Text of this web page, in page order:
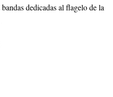
dedicadas al flagelo de la